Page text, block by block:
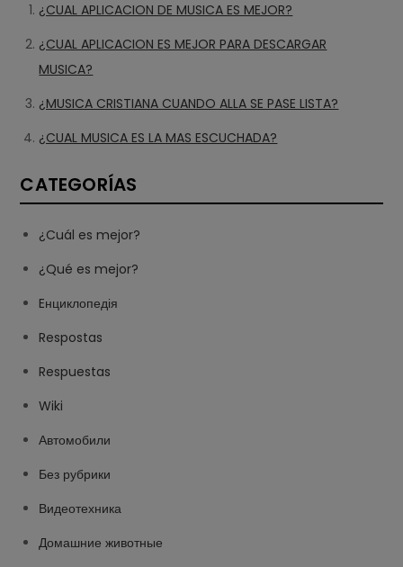
¿CUAL APLICACION DE MUSICA ES MEJOR?
¿CUAL APLICACION ES MEJOR PARA DESCARGAR
MUSICA?
¿MUSICA CRISTIANA CUANDO ALLA SE PASE LISTA?
¿CUAL MUSICA ES LA MAS ESCUCHADA?
CATEGORÍAS
¿Cuál es mejor?
¿Qué es mejor?
Eнциклопедія
Respostas
Respuestas
Wiki
Автомобили
Без рубрики
Видеотехника
Домашние животные